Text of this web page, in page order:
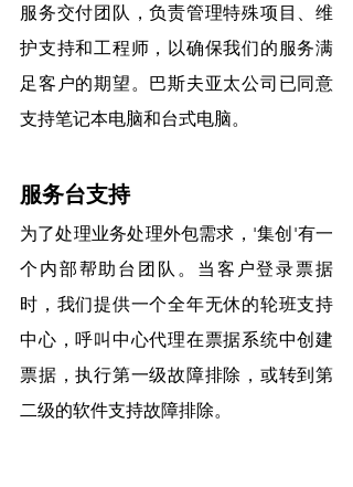
服务交付团队，负责管理特殊项目、维
护支持和工程师，以确保我们的服务满
足客户的期望。巴斯夫亚太公司已同意
支持笔记本电脑和台式电脑。
服务台支持
为了处理业务处理外包需求，'集创'有一
个内部帮助台团队。当客户登录票据
时，我们提供一个全年无休的轮班支持
中心，呼叫中心代理在票据系统中创建
票据，执行第一级故障排除，或转到第
二级的软件支持故障排除。